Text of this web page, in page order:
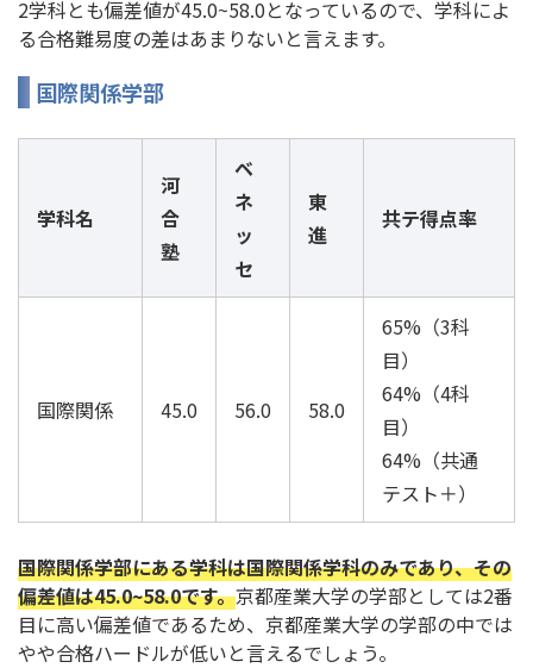
2学科とも偏差値が45.0~58.0となっているので、学科によ
る合格難易度の差はあまりないと言えます。
国際関係学部
学科名
河
合
塾
ベ
ネ
ッ
セ
東
進
共テ得点率
国際関係 45.0 56.0 58.0
65%（3科
目）
64%（4科
目）
64%（共通
テスト＋）
国際関係学部にある学科は国際関係学科のみであり、その
偏差値は45.0~58.0です。京都産業大学の学部としては2番
目に高い偏差値であるため、京都産業大学の学部の中では
やや合格ハードルが低いと言えるでしょう。